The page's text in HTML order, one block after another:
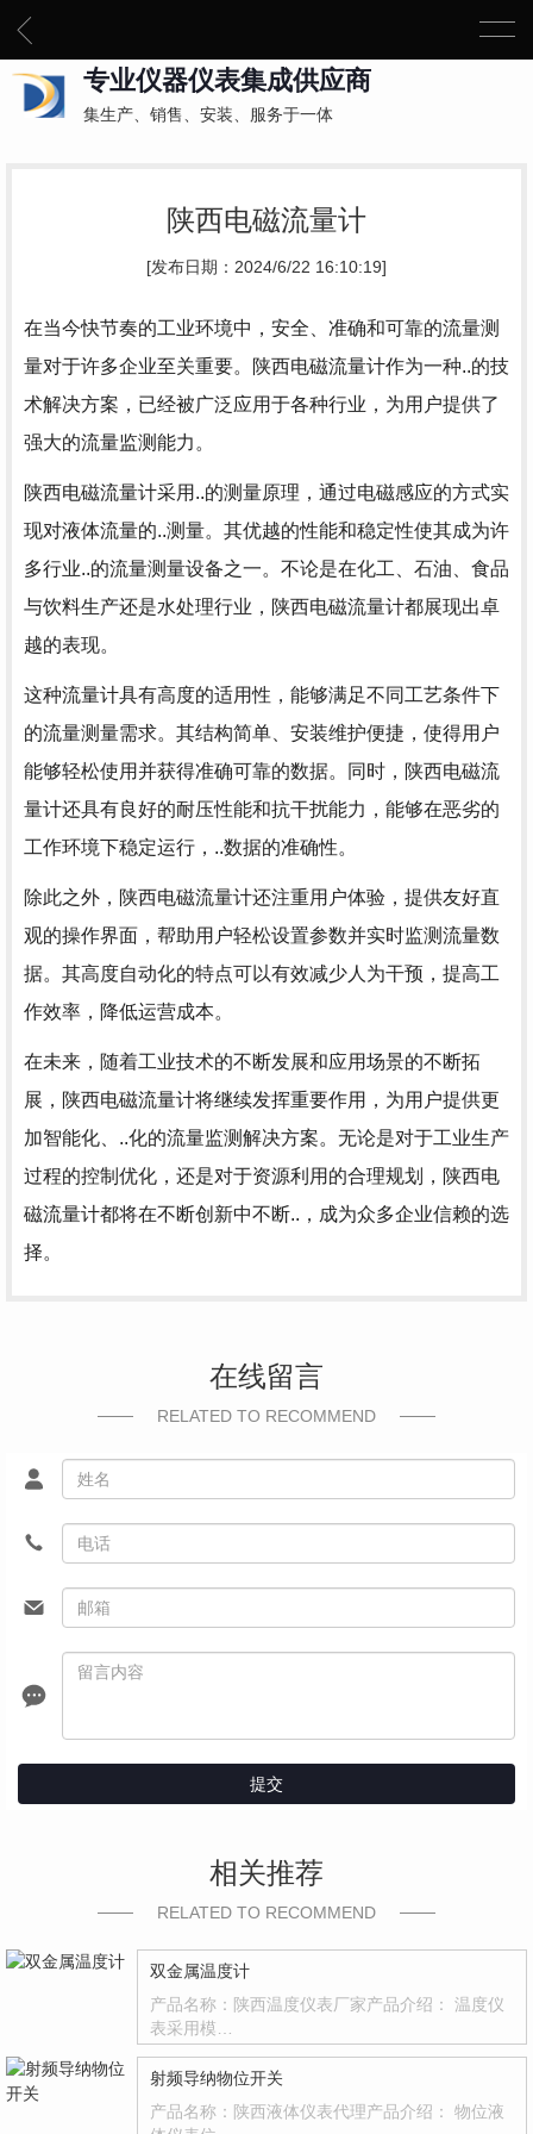
专业仪器仪表集成供应商
集生产、销售、安装、服务于一体
陕西电磁流量计
[发布日期：2024/6/22 16:10:19]
在当今快节奏的工业环境中，安全、准确和可靠的流量测
量对于许多企业至关重要。陕西电磁流量计作为一种..的技
术解决方案，已经被广泛应用于各种行业，为用户提供了
强大的流量监测能力。
陕西电磁流量计采用..的测量原理，通过电磁感应的方式实
现对液体流量的..测量。其优越的性能和稳定性使其成为许
多行业..的流量测量设备之一。不论是在化工、石油、食品
与饮料生产还是水处理行业，陕西电磁流量计都展现出卓
越的表现。
这种流量计具有高度的适用性，能够满足不同工艺条件下
的流量测量需求。其结构简单、安装维护便捷，使得用户
能够轻松使用并获得准确可靠的数据。同时，陕西电磁流
量计还具有良好的耐压性能和抗干扰能力，能够在恶劣的
工作环境下稳定运行，..数据的准确性。
除此之外，陕西电磁流量计还注重用户体验，提供友好直
观的操作界面，帮助用户轻松设置参数并实时监测流量数
据。其高度自动化的特点可以有效减少人为干预，提高工
作效率，降低运营成本。
在未来，随着工业技术的不断发展和应用场景的不断拓
展，陕西电磁流量计将继续发挥重要作用，为用户提供更
加智能化、..化的流量监测解决方案。无论是对于工业生产
过程的控制优化，还是对于资源利用的合理规划，陕西电
磁流量计都将在不断创新中不断..，成为众多企业信赖的选
择。
在线留言
RELATED TO RECOMMEND
提交
相关推荐
RELATED TO RECOMMEND
双金属温度计
产品名称：陕西温度仪表厂家产品介绍： 温度仪
表采用模…
射频导纳物位开关
产品名称：陕西液体仪表代理产品介绍： 物位液